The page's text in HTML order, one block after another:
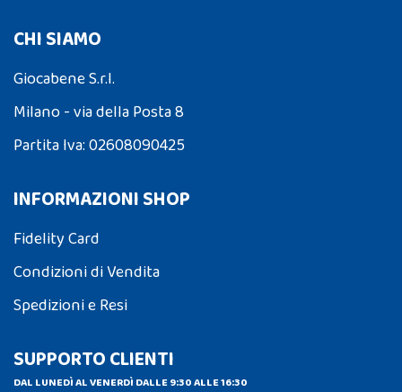
CHI SIAMO
Giocabene S.r.l.
Milano - via della Posta 8
Partita Iva: 02608090425
INFORMAZIONI SHOP
Fidelity Card
Condizioni di Vendita
Spedizioni e Resi
SUPPORTO CLIENTI
DAL LUNEDÌ AL VENERDÌ DALLE 9:30 ALLE 16:30